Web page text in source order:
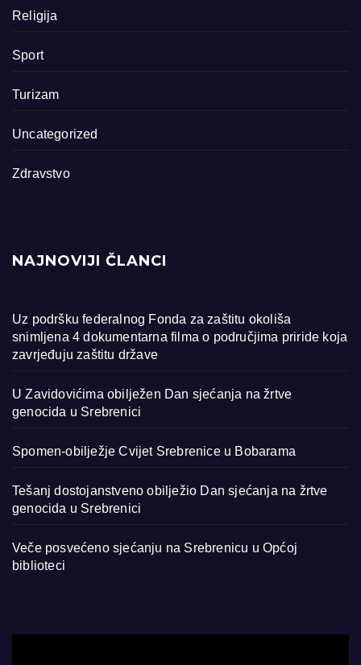
Religija
Sport
Turizam
Uncategorized
Zdravstvo
NAJNOVIJI ČLANCI
Uz podršku federalnog Fonda za zaštitu okoliša
snimljena 4 dokumentarna filma o područjima priride koja
zavrjeđuju zaštitu države
U Zavidovićima obilježen Dan sjećanja na žrtve
genocida u Srebrenici
Spomen-obilježje Cvijet Srebrenice u Bobarama
Tešanj dostojanstveno obilježio Dan sjećanja na žrtve
genocida u Srebrenici
Veče posvećeno sjećanju na Srebrenicu u Općoj
biblioteci